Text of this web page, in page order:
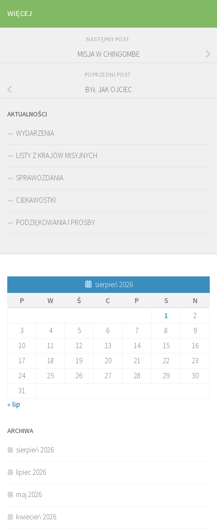
WIĘCEJ
NASTĘPNY POST
MISJA W CHINGOMBE
POPRZEDNI POST
BYŁ JAK OJCIEC
AKTUALNOŚCI
WYDARZENIA
LISTY Z KRAJÓW MISYJNYCH
SPRAWOZDANIA
CIEKAWOSTKI
PODZIĘKOWANIA I PROŚBY
sierpień 2026
P
W Ś C P S
N
1
2
3
4 5 6 7 8
9
10
11 12 13 14 15
16
17
18 19 20 21 22
23
24
25 26 27 28 29
30
31
« lip
ARCHIWA
sierpień 2026
lipiec 2026
maj 2026
kwiecień 2026